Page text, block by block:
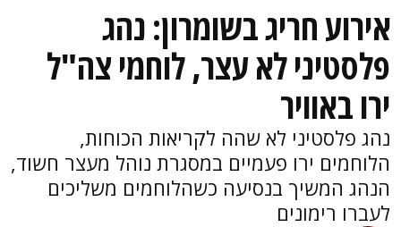
אירוע חריג בשומרון: נהג
פלסטיני לא עצר, לוחמי צה"ל
ירו באוויר
נהג פלסטיני לא שהה לקריאות הכוחות,
הלוחמים ירו פעמיים במסגרת נוהל מעצר חשוד,
הנהג המשיך בנסיעה כשהלוחמים משליכים
לעברו רימונים